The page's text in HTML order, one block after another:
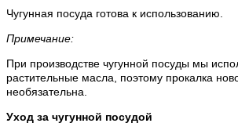
Чугунная посуда готова к использованию.
Примечание:
При производстве чугунной посуды мы
растительные масла, поэтому прокалка
необязательна.
Уход за чугунной посудой